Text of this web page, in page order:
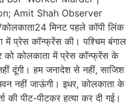
Amit Shah Observer
कोलकाता24 मिनट पहले कॉपी लिंक
में प्रेस कॉन्फ्रेंस की। पश्चिम बंगाल
को कोलकाता में प्रेस कॉन्फ्रेंस के
दूंगी। हम जनादेश से नहीं, साजिश
नहीं जाऊंगी। इधर, कोलकाता के
की पीट-पीटकर हत्या कर दी गई।